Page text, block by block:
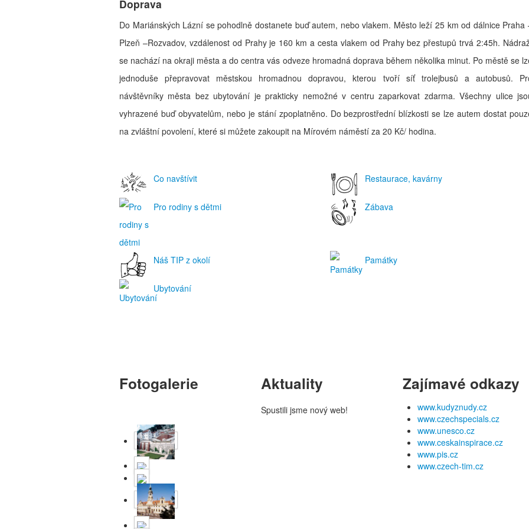
Doprava
Do Mariánských Lázní se pohodlně dostanete buď autem, nebo vlakem. Město leží 25 km od dálnice Praha
Plzeň –Rozvadov, vzdálenost od Prahy je 160 km a cesta vlakem od Prahy bez přestupů trvá 2:45h.
se nachází na okraji města a do centra vás odveze hromadná doprava během několika minut. Po městě se
jednoduše přepravovat městskou hromadnou dopravou, kterou tvoří síť trolejbusů a autobusů.
návštěvníky města bez ubytování je prakticky nemožné v centru zaparkovat zdarma. Všechny ulice
vyhrazené buď obyvatelům, nebo je stání zpoplatněno. Do bezprostřední blízkosti se lze autem dostat
na zvláštní povolení, které si můžete zakoupit na Mírovém náměstí za 20 Kč/ hodina.
Co navštívit Restaurace, kavárny
Pro rodiny s dětmi Zábava
Náš TIP z okolí Památky
Ubytování
Fotogalerie Aktuality
Spustili jsme nový web!
Zajímavé odkazy
www.kudyznudy.cz
www.czechspecials.cz
www.unesco.cz
www.ceskainspirace.cz
www.pis.cz
www.czech-tim.cz